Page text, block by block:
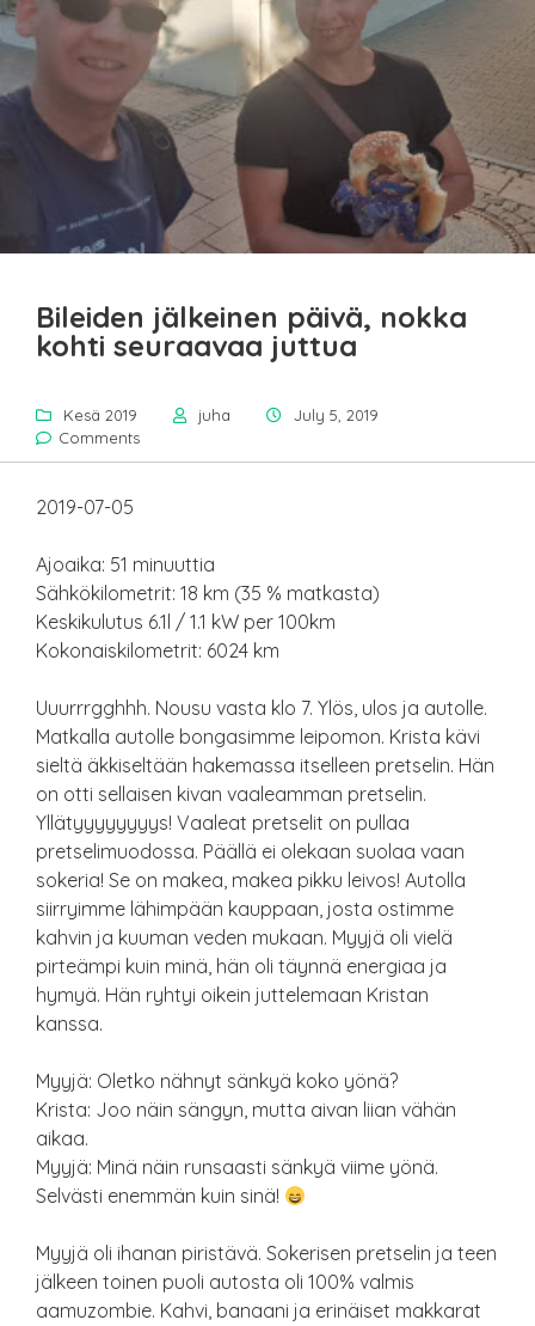
Bileiden jälkeinen päivä, nokka
kohti seuraavaa juttua
Kesä 2019 juha
July 5, 2019
Comments
2019-07-05
Ajoaika: 51 minuuttia
Sähkökilometrit: 18 km (35 % matkasta)
Keskikulutus 6.1l / 1.1 kW per 100km
Kokonaiskilometrit: 6024 km
Uuurrrgghhh. Nousu vasta klo 7. Ylös, ulos ja autolle.
Matkalla autolle bongasimme leipomon. Krista kävi
sieltä äkkiseltään hakemassa itselleen pretselin. Hän
on otti sellaisen kivan vaaleamman pretselin.
Yllätyyyyyyyys! Vaaleat pretselit on pullaa
pretselimuodossa. Päällä ei olekaan suolaa vaan
sokeria! Se on makea, makea pikku leivos! Autolla
siirryimme lähimpään kauppaan, josta ostimme
kahvin ja kuuman veden mukaan. Myyjä oli vielä
pirteämpi kuin minä, hän oli täynnä energiaa ja
hymyä. Hän ryhtyi oikein juttelemaan Kristan
kanssa.
Myyjä: Oletko nähnyt sänkyä koko yönä?
Krista: Joo näin sängyn, mutta aivan liian vähän
aikaa.
Myyjä: Minä näin runsaasti sänkyä viime yönä.
Selvästi enemmän kuin sinä!
Myyjä oli ihanan piristävä. Sokerisen pretselin ja teen
jälkeen toinen puoli autosta oli 100% valmis
aamuzombie. Kahvi, banaani ja erinäiset makkarat